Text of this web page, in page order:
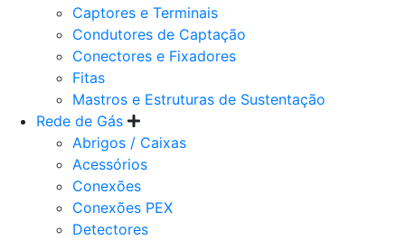
Captores e Terminais
Condutores de Captação
Conectores e Fixadores
Fitas
Mastros e Estruturas de Sustentação
Rede de Gás
Abrigos / Caixas
Acessórios
Conexões
Conexões PEX
Detectores